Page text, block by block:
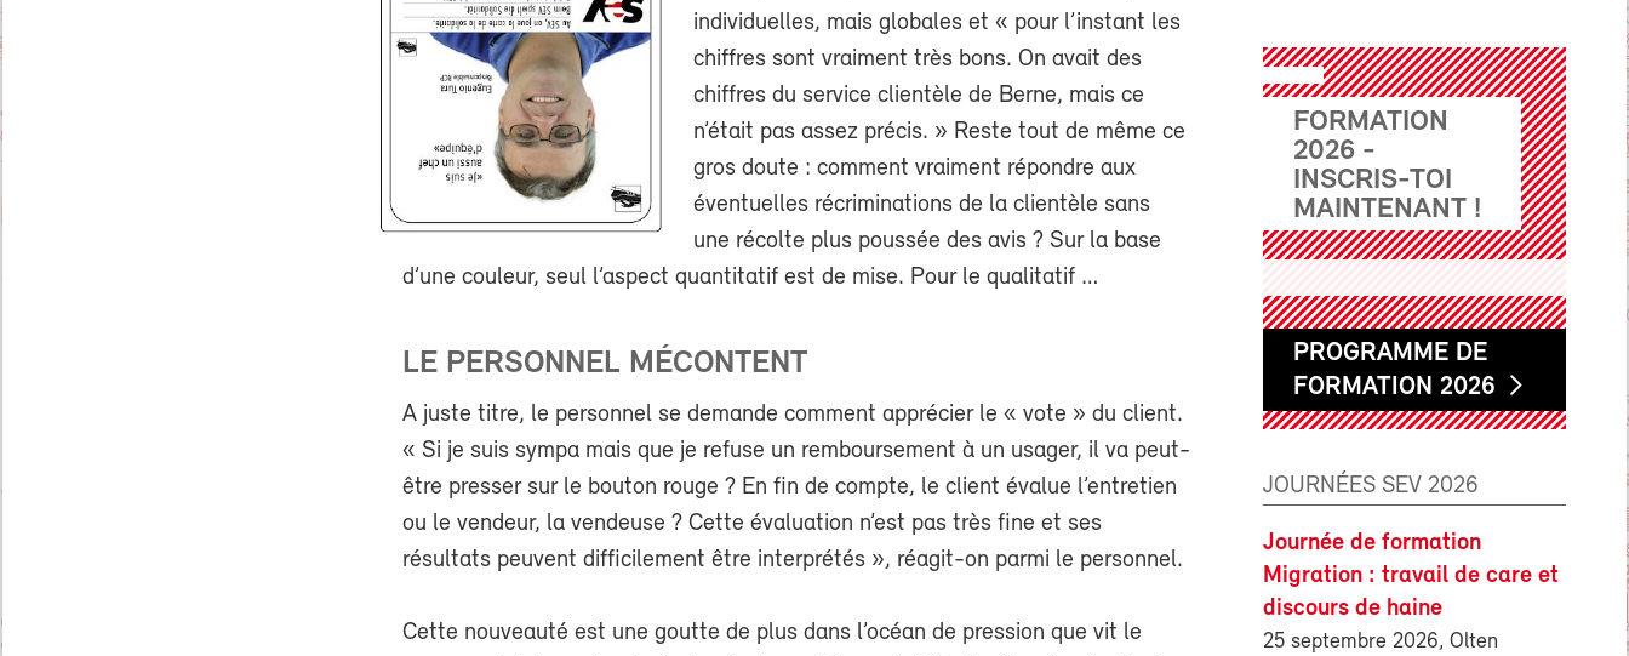
individuelles, mais globales et « pour l’instant les
chiffres sont vraiment très bons. On avait des
chiffres du service clientèle de Berne, mais ce
n’était pas assez précis. » Reste tout de même ce
gros doute : comment vraiment répondre aux
éventuelles récriminations de la clientèle sans
une récolte plus poussée des avis ? Sur la base
d’une couleur, seul l’aspect quantitatif est de mise. Pour le qualitatif …
LE PERSONNEL MÉCONTENT
A juste titre, le personnel se demande comment apprécier le « vote » du client.
« Si je suis sympa mais que je refuse un remboursement à un usager, il va peut-
être presser sur le bouton rouge ? En fin de compte, le client évalue l’entretien
ou le vendeur, la vendeuse ? Cette évaluation n’est pas très fine et ses
résultats peuvent difficilement être interprétés », réagit-on parmi le personnel.
Cette nouveauté est une goutte de plus dans l’océan de pression que vit le
FORMATION
2026 -
INSCRIS-TOI
MAINTENANT !
PROGRAMME DE
FORMATION 2026
JOURNÉES SEV 2026
Journée de formation
Migration : travail de care et
discours de haine
25 septembre 2026, Olten